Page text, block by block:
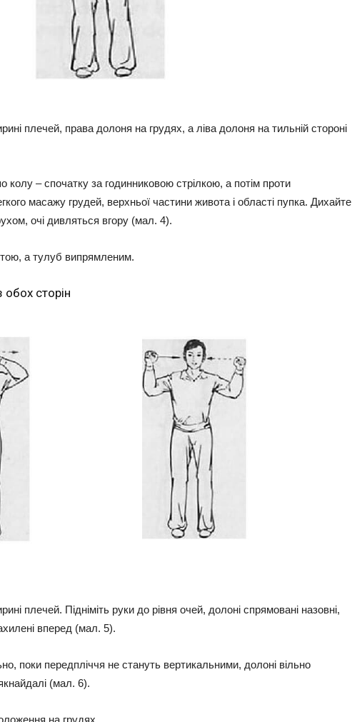
плечей, права долоня на грудях, а ліва долоня на тильній стороні
колу – спочатку за годинниковою стрілкою, а потім проти
масажу грудей, верхньої частини живота і області пупка. Дихайте
очі дивляться вгору (мал. 4).
а тулуб випрямленим.
сторін
плечей. Підніміть руки до рівня очей, долоні спрямовані назовні,
вперед (мал. 5).
поки передпліччя не стануть вертикальними, долоні вільно
(мал. 6).